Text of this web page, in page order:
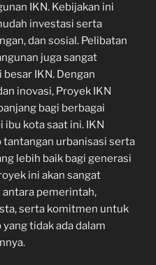
IKN. Kebijakan ini
investasi serta
dan sosial. Pelibatan
juga sangat
IKN. Dengan
inovasi, Proyek IKN
bagi berbagai
ibu kota saat ini. IKN
tantangan urbanisasi serta
lebih baik bagi generasi
ini akan sangat
pemerintah,
serta komitmen untuk
tidak ada dalam